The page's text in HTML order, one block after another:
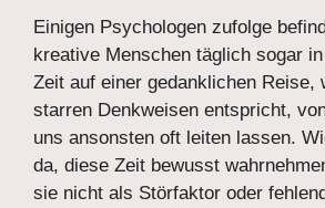
Einigen Psychologen zufolge
kreative Menschen täglich sogar
Zeit auf einer gedanklichen Reise,
starren Denkweisen entspricht,
uns ansonsten oft leiten lassen.
da, diese Zeit bewusst
sie nicht als Störfaktor oder